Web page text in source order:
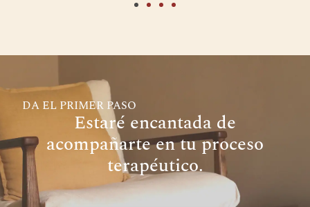
DA EL PRIMER PASO
Estaré encantada de
acompañarte en tu proceso
terapéutico.